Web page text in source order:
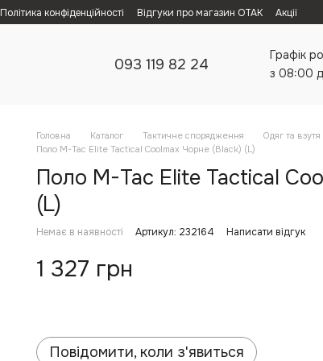
Політика конфіденційності Відгуки про магазин ОТАК Акції
093 119 82 24
Графік
з 08:00
Головна Каталог Тактичне спорядження Одяг та взутя
Поло M-Tac Elite Tactical Coolmax Чорне (Black) (L)
Поло M-Tac Elite Tactical
(L)
Немає в наявності Артикул: 232164 Написати відгук
1 327 грн
Повідомити, коли з'явиться